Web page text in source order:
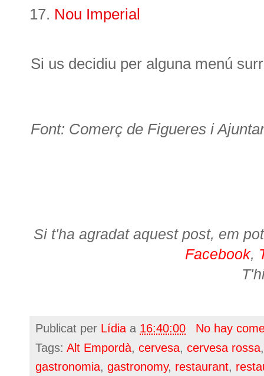
Nou Imperial
Si us decidiu per alguna menú
Font: Comerç de Figueres i
Si t'ha agradat aquest post, em
Facebook,
Publicat per Lídia a 16:40:00
No hay
Tags: Alt Empordà, cervesa, cervesa rossa
gastronomia, gastronomy, restaurant,